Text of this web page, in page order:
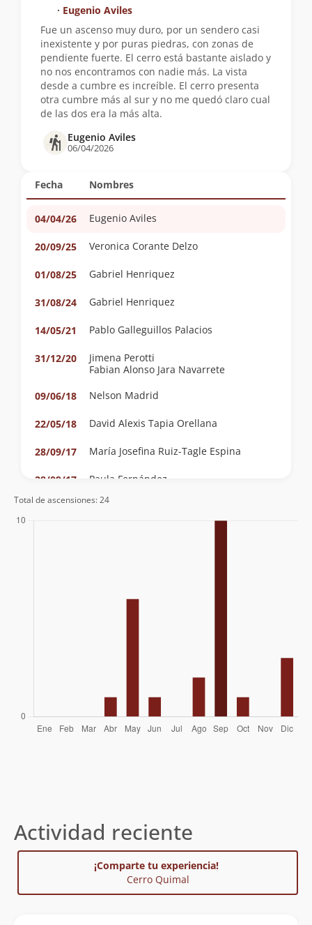
Fecha Nombres
04/04/26 Eugenio Aviles
20/09/25 Veronica Corante Delzo
01/08/25 Gabriel Henriquez
31/08/24 Gabriel Henriquez
14/05/21 Pablo Galleguillos Palacios
31/12/20
Jimena Perotti
Fabian Alonso Jara Navarrete
09/06/18
Nelson Madrid
22/05/18 David Alexis Tapia Orellana
28/09/17 María Josefina Ruiz-Tagle Espina
28/09/17
Paula Fernández
Eduardo Weber
∙ Eugenio Aviles
Fue un ascenso muy duro, por un sendero casi
inexistente y por puras piedras, con zonas de
pendiente fuerte. El cerro está bastante aislado y
no nos encontramos con nadie más. La vista
desde a cumbre es increíble. El cerro presenta
otra cumbre más al sur y no me quedó claro cual
de las dos era la más alta.
Eugenio Aviles
06/04/2026
Total de ascensiones: 24
Actividad reciente
¡Comparte tu experiencia!
Cerro Quimal